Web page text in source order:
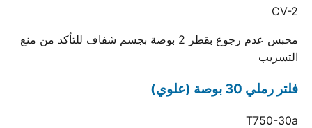
CV-2
محبس عدم رجوع بقطر 2 بوصة بجسم شفاف للتأكد من منع
التسريب
فلتر رملي 30 بوصة (علوي)
T750-30a